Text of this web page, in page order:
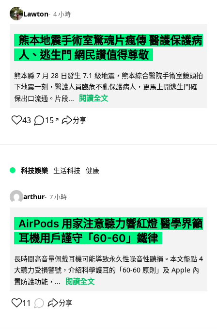
Lawton 4 小時
熊本地震手術室驚魂片瘋傳 醫護保護病
人、逃生門 網民讚值得尊敬
熊本縣 7 月 28 日發生 7.1 級地震，熊本綜合醫院手術室鏡頭拍
下地震一刻，醫護人員臨危不亂保護病人，更馬上開逃生門確
保出口流通。片段...
閱讀全文
43 15 ↗ 分享
科技娛樂 生活科技 健康
arthur 7 小時
AirPods 用家注意聽力響紅燈 醫學界籲
耳機用戶謹守「60-60」鐵律
長時間高音量佩戴耳機可能導致永久性噪音性聽損。本文盤點 4
大聽力受損警號，介紹科學護耳的「60-60 原則」及 Apple 內
置防護功能，...
閱讀全文
11 分享